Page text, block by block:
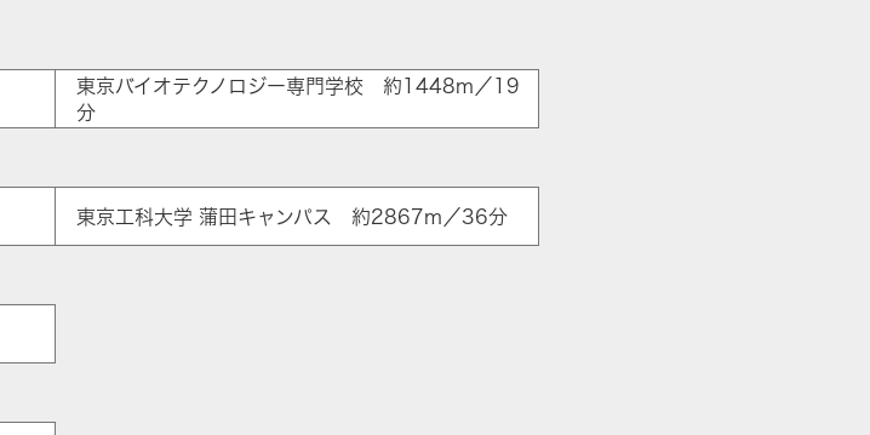
東京バイオテクノロジー専門学校 約1448m／19
分
東京工科大学 蒲田キャンパス 約2867m／36分